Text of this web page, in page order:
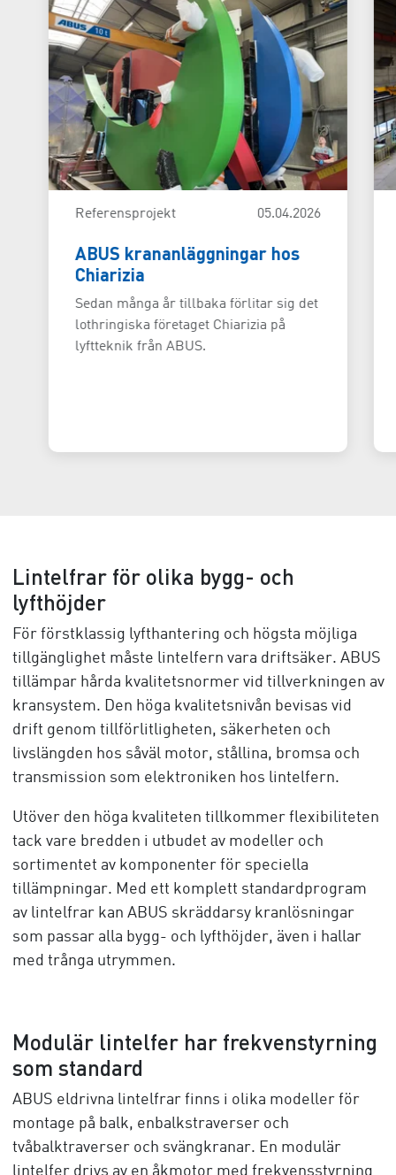
Referensprojekt 05.04.2026
ABUS krananläggningar hos
Chiarizia
Sedan många år tillbaka förlitar sig det
lothringiska företaget Chiarizia på
lyftteknik från ABUS.
Lintelfrar för olika bygg- och
lyfthöjder
För förstklassig lyfthantering och högsta möjliga
tillgänglighet måste lintelfern vara driftsäker. ABUS
tillämpar hårda kvalitetsnormer vid tillverkningen av
kransystem. Den höga kvalitetsnivån bevisas vid
drift genom tillförlitligheten, säkerheten och
livslängden hos såväl motor, stållina, bromsa och
transmission som elektroniken hos lintelfern.
Utöver den höga kvaliteten tillkommer flexibiliteten
tack vare bredden i utbudet av modeller och
sortimentet av komponenter för speciella
tillämpningar. Med ett komplett standardprogram
av lintelfrar kan ABUS skräddarsy kranlösningar
som passar alla bygg- och lyfthöjder, även i hallar
med trånga utrymmen.
Modulär lintelfer har frekvenstyrning
som standard
ABUS eldrivna lintelfrar finns i olika modeller för
montage på balk, enbalkstraverser och
tvåbalktraverser och svängkranar. En modulär
lintelfer drivs av en åkmotor med frekvensstyrning